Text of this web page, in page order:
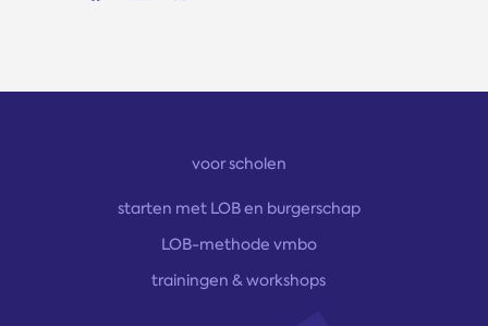
voor scholen
starten met LOB en burgerschap
LOB-methode vmbo
trainingen & workshops